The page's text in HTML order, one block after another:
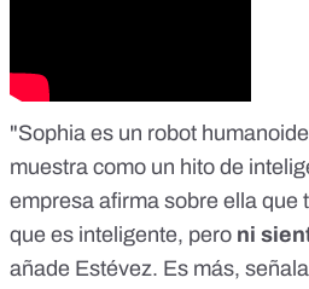
"Sophia es un robot
muestra como un hito de
empresa afirma sobre ella que
que es inteligente, pero ni
añade Estévez. Es más,